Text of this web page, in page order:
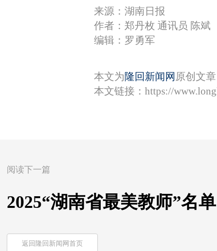
来源：湖南日报
作者：郑丹枚 通讯员 陈斌
编辑：罗勇军
本文为 隆回新闻网 原创文
本文链接： https://
阅读下一篇
2025“湖南省最美教师”名
返回隆回新闻网首页